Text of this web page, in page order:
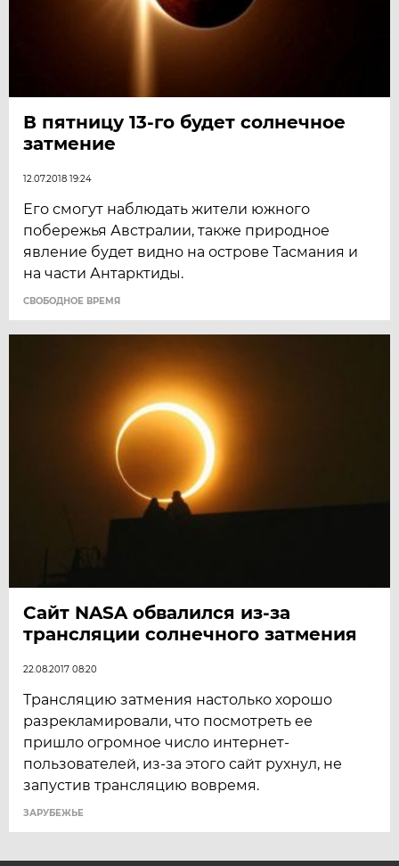
В пятницу 13-го будет солнечное
затмение
12.07.2018 19:24
Его смогут наблюдать жители южного
побережья Австралии, также природное
явление будет видно на острове Тасмания и
на части Антарктиды.
CВОБОДНОЕ ВРЕМЯ
Сайт NASA обвалился из-за
трансляции солнечного затмения
22.08.2017 08:20
Трансляцию затмения настолько хорошо
разрекламировали, что посмотреть ее
пришло огромное число интернет-
пользователей, из-за этого сайт рухнул, не
запустив трансляцию вовремя.
ЗАРУБЕЖЬЕ